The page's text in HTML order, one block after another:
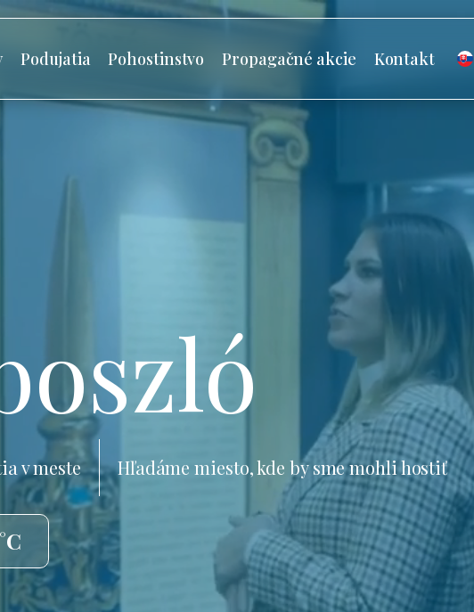
Podujatia Pohostinstvo Propagačné akcie Kontakt
v meste Hľadáme miesto, kde by sme mohli hostiť